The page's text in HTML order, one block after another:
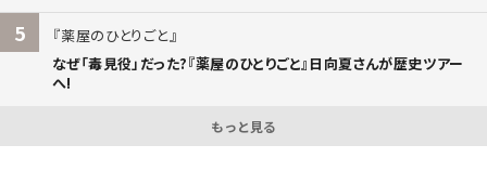
5
薬屋のひとりごと
なぜ「毒見役」だった?『薬屋のひとりごと』日向夏さんが歴史ツアー
へ!
もっと見る